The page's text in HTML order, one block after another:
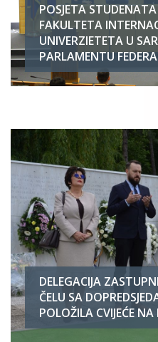
POSJETA
FAKULTETA
UNIVERZIETETA U
PARLAMENTU
DELEGACIJA
ČELU SA
POLOŽILA CVIJEĆE